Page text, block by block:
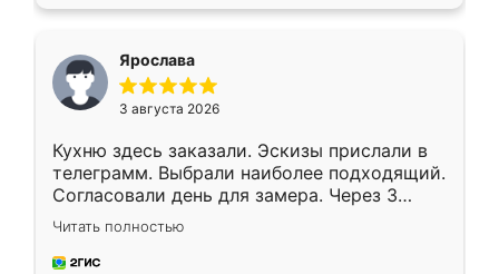
Ярослава
3 августа 2026
Кухню здесь заказали. Эскизы прислали в
телеграмм. Выбрали наиболее подходящий.
Согласовали день для замера. Через 3
недели кухня была уже готова. Остались
довольны работой. Спасибо Ренессанс
мебель за качественную работу!
Читать полностью